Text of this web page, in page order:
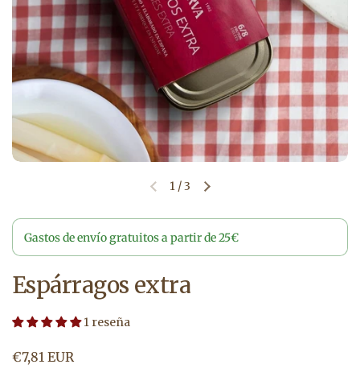
Diapositiva anteriorSiguiente diapositiva
1 /3
Gastos de envío gratuitos a partir de 25€
Espárragos extra
1 reseña
Precio normal
€7,81 EUR